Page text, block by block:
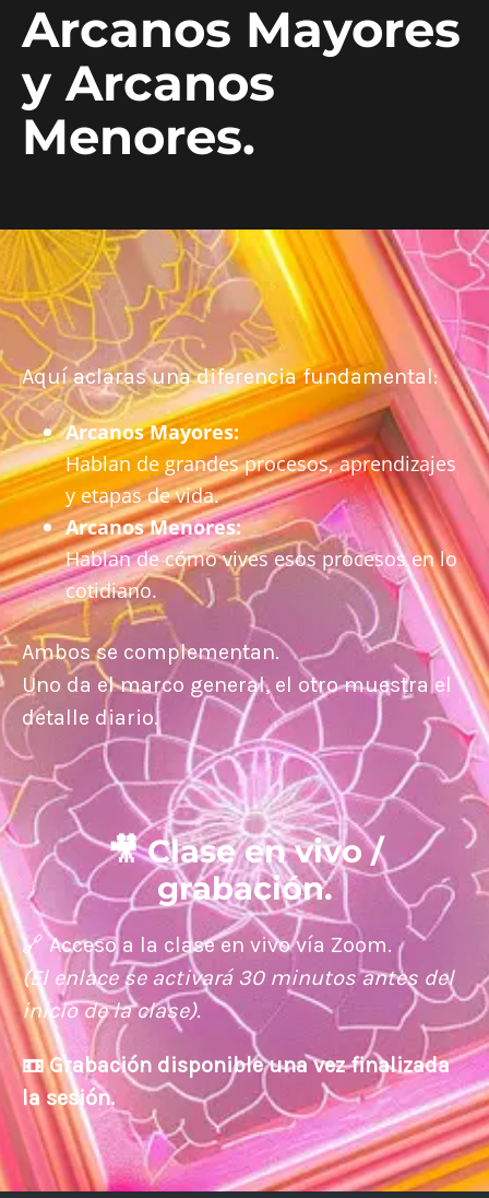
Arcanos Mayores
y Arcanos
Menores.
Aquí aclaras una diferencia fundamental:
Arcanos Mayores:
Hablan de grandes procesos, aprendizajes
y etapas de vida.
Arcanos Menores:
Hablan de cómo vives esos procesos en lo
cotidiano.
Ambos se complementan.
Uno da el marco general, el otro muestra el
detalle diario.
🎥 Clase en vivo /
grabación.
🔗 Acceso a la clase en vivo vía Zoom.
(El enlace se activará 30 minutos antes del
inicio de la clase).
📼Grabación disponible una vez finalizada
la sesión.